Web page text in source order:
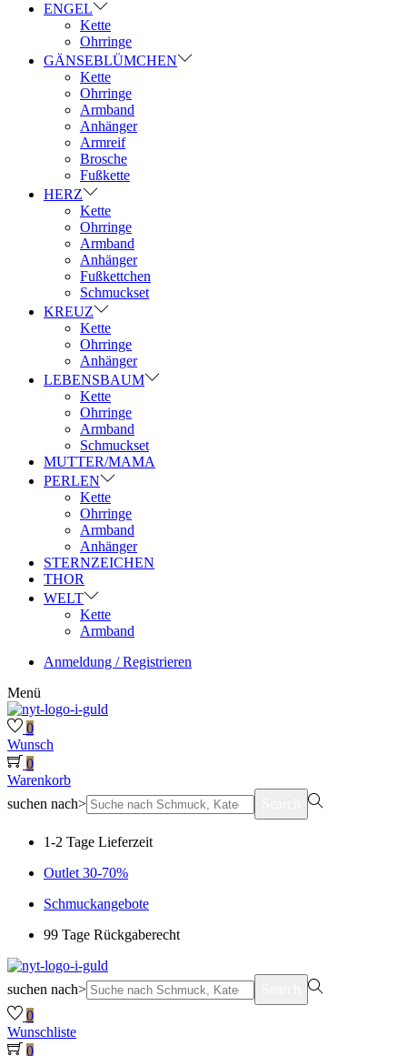
ENGEL
Kette
Ohrringe
GÄNSEBLÜMCHEN
Kette
Ohrringe
Armband
Anhänger
Armreif
Brosche
Fußkette
HERZ
Kette
Ohrringe
Armband
Anhänger
Fußkettchen
Schmuckset
KREUZ
Kette
Ohrringe
Anhänger
LEBENSBAUM
Kette
Ohrringe
Armband
Schmuckset
MUTTER/MAMA
PERLEN
Kette
Ohrringe
Armband
Anhänger
STERNZEICHEN
THOR
WELT
Kette
Armband
Anmeldung / Registrieren
Menü
0
Wunsch
0
Warenkorb
suchen nach>
1-2 Tage Lieferzeit
Outlet 30-70%
Schmuckangebote
99 Tage Rückgaberecht
suchen nach>
0
Wunschliste
0